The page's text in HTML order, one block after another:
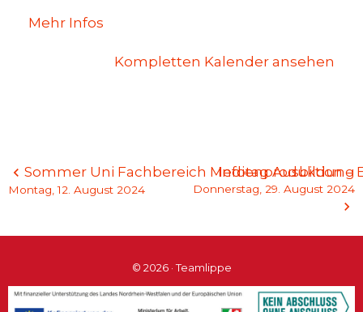
Mehr Infos
Kompletten Kalender ansehen
Beitragsnavigation
Sommer Uni Fachbereich Medienproduktion –
Montag, 12. August 2024
Infotag Ausbildung
Donnerstag, 29. August 2024
© 2026 · Teamlippe